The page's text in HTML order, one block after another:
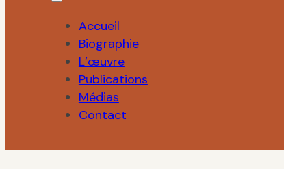
Accueil
Biographie
L’œuvre
Publications
Médias
Contact